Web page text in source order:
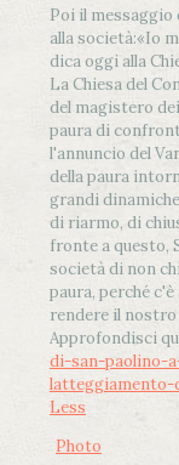
Poi il messaggio
alla società:«Io
dica oggi alla
La Chiesa del
del magistero
paura di
l'annuncio del
della paura
grandi
di riarmo, di
fronte a questo,
società di non
paura, perché
rendere il
Approfondisci
di-san-paolino-
latteggiamento-
Less
Photo